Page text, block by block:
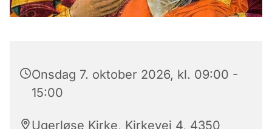
Onsdag 7. oktober 2026, kl. 09:00 -
15:00
Ugerløse Kirke, Kirkevej 4, 4350